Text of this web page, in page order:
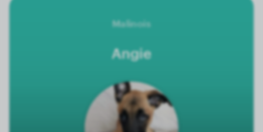
Malinois
Angie